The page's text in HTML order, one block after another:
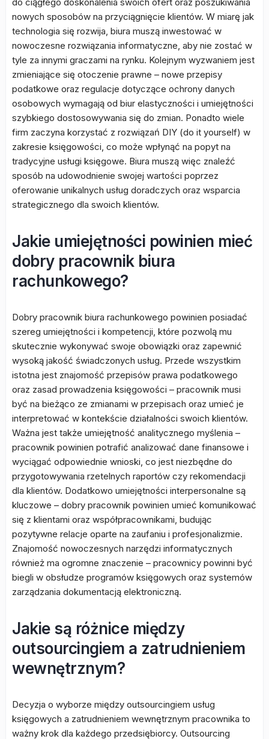
nowych sposobów na przyciągnięcie klientów. W miarę jak
technologia się rozwija, biura muszą inwestować w
nowoczesne rozwiązania informatyczne, aby nie zostać w
tyle za innymi graczami na rynku. Kolejnym wyzwaniem jest
zmieniające się otoczenie prawne – nowe przepisy
podatkowe oraz regulacje dotyczące ochrony danych
osobowych wymagają od biur elastyczności i umiejętności
szybkiego dostosowywania się do zmian. Ponadto wiele
firm zaczyna korzystać z rozwiązań DIY (do it yourself) w
zakresie księgowości, co może wpłynąć na popyt na
tradycyjne usługi księgowe. Biura muszą więc znaleźć
sposób na udowodnienie swojej wartości poprzez
oferowanie unikalnych usług doradczych oraz wsparcia
strategicznego dla swoich klientów.
Jakie umiejętności powinien mieć
dobry pracownik biura
rachunkowego?
Dobry pracownik biura rachunkowego powinien posiadać
szereg umiejętności i kompetencji, które pozwolą mu
skutecznie wykonywać swoje obowiązki oraz zapewnić
wysoką jakość świadczonych usług. Przede wszystkim
istotna jest znajomość przepisów prawa podatkowego
oraz zasad prowadzenia księgowości – pracownik musi
być na bieżąco ze zmianami w przepisach oraz umieć je
interpretować w kontekście działalności swoich klientów.
Ważna jest także umiejętność analitycznego myślenia –
pracownik powinien potrafić analizować dane finansowe i
wyciągać odpowiednie wnioski, co jest niezbędne do
przygotowywania rzetelnych raportów czy rekomendacji
dla klientów. Dodatkowo umiejętności interpersonalne są
kluczowe – dobry pracownik powinien umieć komunikować
się z klientami oraz współpracownikami, budując
pozytywne relacje oparte na zaufaniu i profesjonalizmie.
Znajomość nowoczesnych narzędzi informatycznych
również ma ogromne znaczenie – pracownicy powinni być
biegli w obsłudze programów księgowych oraz systemów
zarządzania dokumentacją elektroniczną.
Jakie są różnice między
outsourcingiem a zatrudnieniem
wewnętrznym?
Decyzja o wyborze między outsourcingiem usług
księgowych a zatrudnieniem wewnętrznym pracownika to
ważny krok dla każdego przedsiębiorcy. Outsourcing